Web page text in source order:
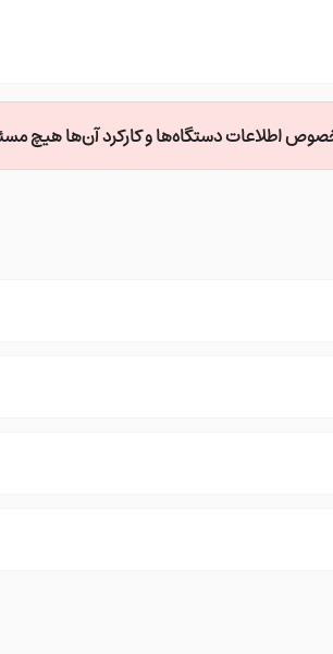
اطلاعات دستگاه‌ها و کارکرد آن‌ها هیچ